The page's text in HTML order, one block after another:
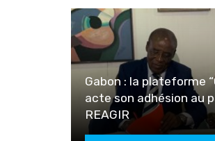
Gabon : la plateforme
acte son adhésion au
REAGIR